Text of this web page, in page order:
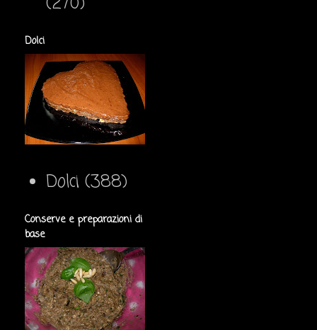
Dolci
Dolci (388)
Conserve e preparazioni di
base